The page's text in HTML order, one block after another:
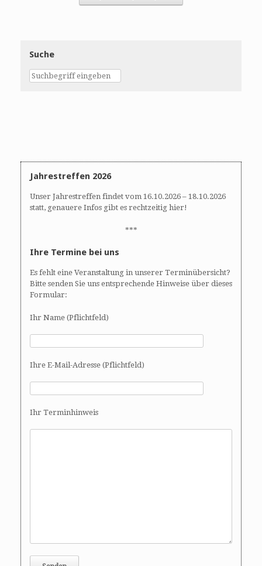
Suche
Jahrestreffen 2026
Unser Jahrestreffen findet vom 16.10.2026 – 18.10.2026
statt, genauere Infos gibt es rechtzeitig hier!
***
Ihre Termine bei uns
Es fehlt eine Veranstaltung in unserer Terminübersicht?
Bitte senden Sie uns entsprechende Hinweise über dieses
Formular:
Ihr Name (Pflichtfeld)
Ihre E-Mail-Adresse (Pflichtfeld)
Ihr Terminhinweis